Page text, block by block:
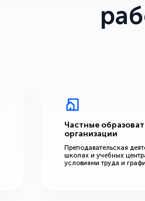
Частные
организации
Преподавательская
школах и учебных
условиями труда и